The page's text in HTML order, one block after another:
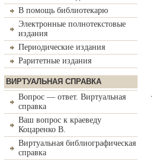
В помощь библиотекарю
Электронные полнотекстовые
издания
Периодические издания
Раритетные издания
ВИРТУАЛЬНАЯ СПРАВКА
Вопрос — ответ. Виртуальная
справка
Ваш вопрос к краеведу
Коцаренко В.
Виртуальная библиографическая
справка